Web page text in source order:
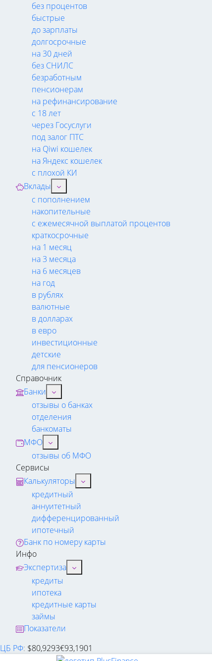
без процентов
быстрые
до зарплаты
долгосрочные
на 30 дней
без СНИЛС
безработным
пенсионерам
на рефинансирование
с 18 лет
через Госуслуги
под залог ПТС
на Qiwi кошелек
на Яндекс кошелек
с плохой КИ
Вклады
с пополнением
накопительные
с ежемесячной выплатой процентов
краткосрочные
на 1 месяц
на 3 месяца
на 6 месяцев
на год
в рублях
валютные
в долларах
в евро
инвестиционные
детские
для пенсионеров
Справочник
Банки
отзывы о банках
отделения
банкоматы
МФО
отзывы об МФО
Сервисы
Калькуляторы
кредитный
аннуитетный
дифференцированный
ипотечный
Банк по номеру карты
Инфо
Экспертиза
кредиты
ипотека
кредитные карты
займы
Показатели
ЦБ РФ: $80,9293€93,1901